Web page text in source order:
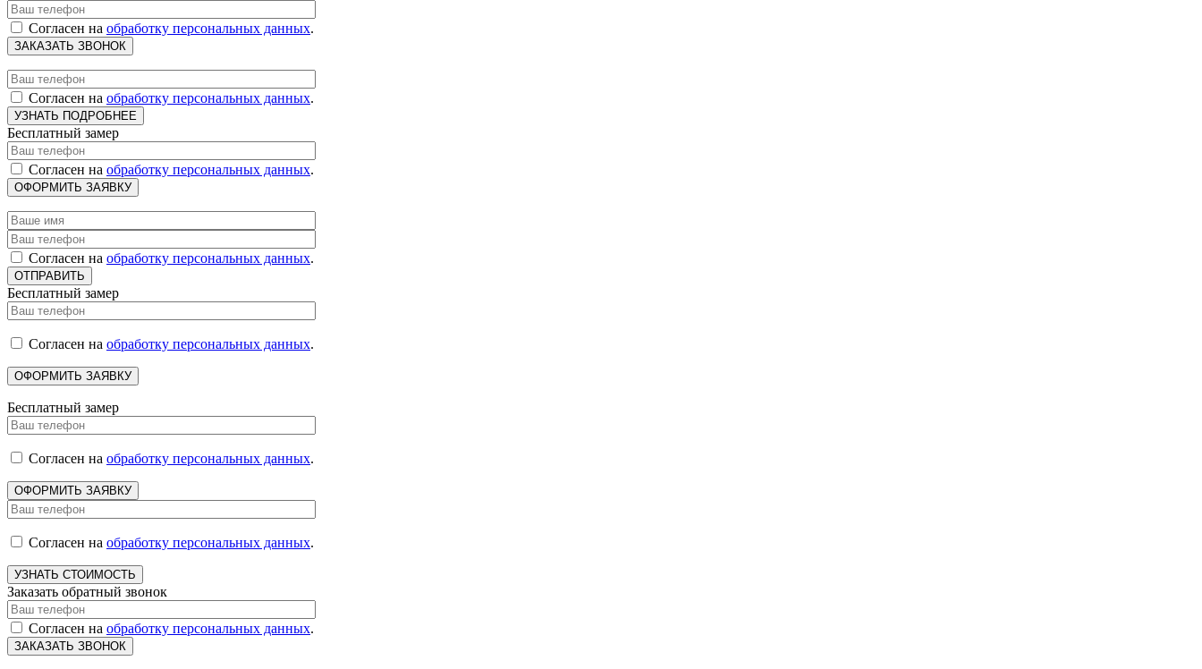
Согласен на обработку персональных данных.
Согласен на обработку персональных данных.
Бесплатный замер
Согласен на обработку персональных данных.
Согласен на обработку персональных данных.
Бесплатный замер
Согласен на обработку персональных данных.
Бесплатный замер
Согласен на обработку персональных данных.
Согласен на обработку персональных данных.
Заказать обратный звонок
Согласен на обработку персональных данных.